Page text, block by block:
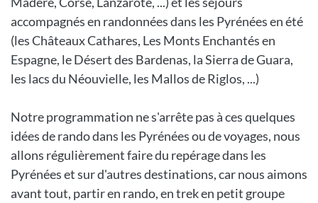
accompagnés en randonnées dans les Pyrénées en été
(les Châteaux Cathares, Les Monts Enchantés en
Espagne, le Désert des Bardenas, la Sierra de Guara,
les lacs du Néouvielle, les Mallos de Riglos, ...)
Notre programmation ne s'arrête pas à ces quelques
idées de rando dans les Pyrénées ou de voyages, nous
allons régulièrement faire du repérage dans les
Pyrénées et sur d'autres destinations, car nous aimons
avant tout, partir en rando, en trek en petit groupe